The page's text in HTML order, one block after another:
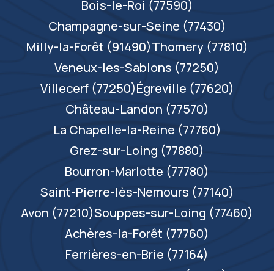
Bois-le-Roi (77590)
Champagne-sur-Seine (77430)
Milly-la-Forêt (91490)Thomery (77810)
Veneux-les-Sablons (77250)
Villecerf (77250)Égreville (77620)
Château-Landon (77570)
La Chapelle-la-Reine (77760)
Grez-sur-Loing (77880)
Bourron-Marlotte (77780)
Saint-Pierre-lès-Nemours (77140)
Avon (77210)Souppes-sur-Loing (77460)
Achères-la-Forêt (77760)
Ferrières-en-Brie (77164)